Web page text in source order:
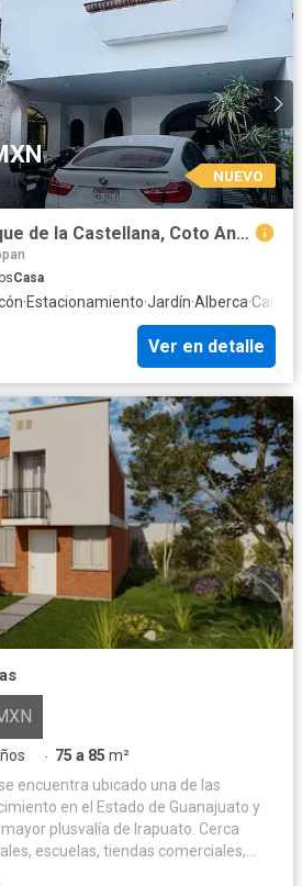
NUEVO
Casa en venta, Parque de la Castellana, Coto Andalucía
Casa
·Estacionamiento·Jardín·Alberca·
Ver en detalle
· 75 a 85 m²
encuentra ubicado una de las
en el Estado de Guanajuato y
plusvalía de Irapuato. Cerca
escuelas, tiendas comerciales,